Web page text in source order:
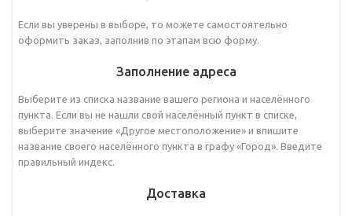
Если вы уверены в выборе, то можете самостоятельно
оформить заказ, заполнив по этапам всю форму.
Заполнение адреса
Выберите из списка название вашего региона и населённого
пункта. Если вы не нашли свой населённый пункт в списке,
выберите значение «Другое местоположение» и впишите
название своего населённого пункта в графу «Город». Введите
правильный индекс.
Доставка